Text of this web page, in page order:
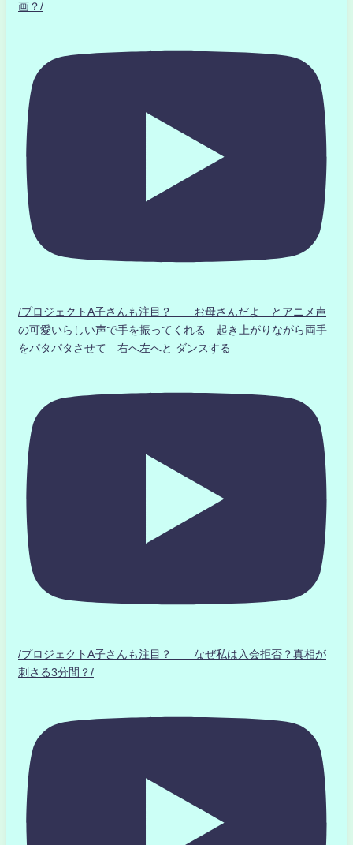
画？/
/プロジェクトA子さんも注目？ お母さんだよ とアニメ声
の可愛いらしい声で手を振ってくれる 起き上がりながら両手
をパタパタさせて 右へ左へと ダンスする
/プロジェクトA子さんも注目？ なぜ私は入会拒否？真相が
刺さる3分間？/